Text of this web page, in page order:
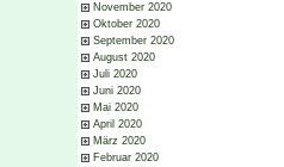
November 2020
Oktober 2020
September 2020
August 2020
Juli 2020
Juni 2020
Mai 2020
April 2020
März 2020
Februar 2020